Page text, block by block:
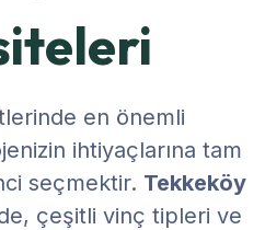
en önemli
ihtiyaçlarına tam
seçmektir. Tekkeköy
çeşitli vinç tipleri ve